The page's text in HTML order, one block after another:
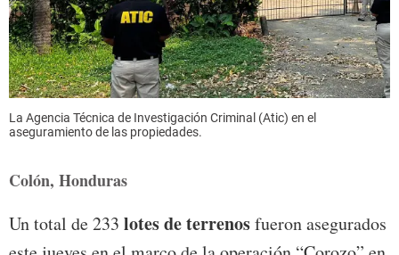
La Agencia Técnica de Investigación Criminal (Atic) en el
aseguramiento de las propiedades.
Colón, Honduras
Un total de 233 lotes de terrenosfueron asegurados